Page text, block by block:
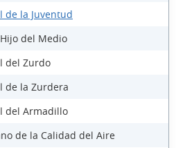
de la Juventud
del Medio
del Zurdo
de la Zurdera
del Armadillo
de la Calidad del Aire